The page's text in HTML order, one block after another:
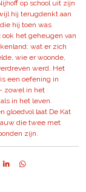
op school uit zijn
hij terugdenkt aan
hij toen was
ook het geheugen van
wat er zich
wie er woonde,
werd. Het
een oefening in
zowel in het
in het leven.
gloedvol laat De Kat
die twee met
zijn.
S
D